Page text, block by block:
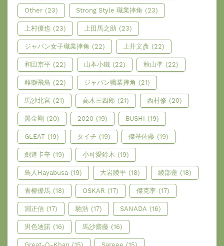
Other (23) Strong Style 職業摔角 (23)
上村優也 (23) 上田馬之助 (23)
ジャパン女子職業摔角 (22) 上井文彥 (22)
和田京平 (22) 山本小鐵 (22) 秋山準 (22)
雌獅飛鳥 (22) ジャパン職業摔角 (21)
馬沙北宮 (21) 高木三四郎 (21) 西村修 (20)
黑金剛 (20) 2020 (19) BUSHI (19)
GLEAT (19) タイチ (19) 傑基佐藤 (19)
劍道卡辛 (19) 小可愛鈴木 (19)
鳥人Hayabusa (19) 大岩陵平 (18) 綾部蓮 (18)
青柳優馬 (18) OSKAR (17) 傑克李 (17)
淵正信 (17) 馳浩 (17) SANADA (16)
男色迪諾 (16) 馬沙齋藤 (16)